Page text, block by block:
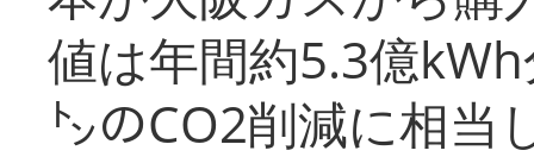
値は年間約5.3億
㌧のCO2削減に相当